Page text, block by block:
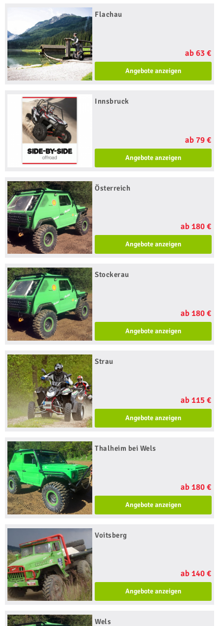
Flachau
ab 63 €
Angebote anzeigen
Innsbruck
ab 79 €
Angebote anzeigen
Österreich
ab 180 €
Angebote anzeigen
Stockerau
ab 180 €
Angebote anzeigen
Strau
ab 115 €
Angebote anzeigen
Thalheim bei Wels
ab 180 €
Angebote anzeigen
Voitsberg
ab 140 €
Angebote anzeigen
Wels